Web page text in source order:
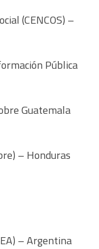
(CENCOS) –
Pública
Guatemala
– Honduras
– Argentina